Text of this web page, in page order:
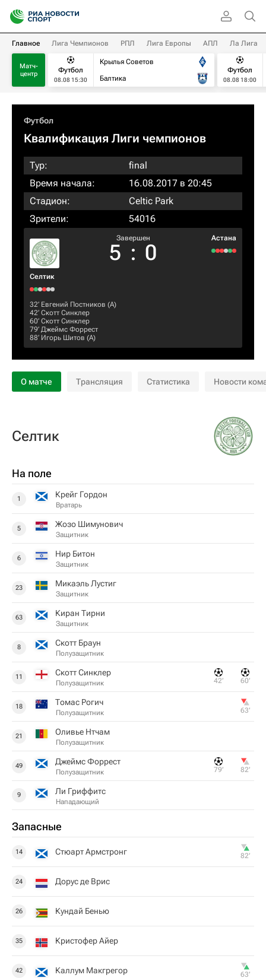
Главное Лига Чемпионов РПЛ Лига Европы АПЛ Ла Лига
Матч-
центр
Футбол
08.08 15:30
Крылья Советов
Балтика
Футбол
08.08 18:00
Футбол
Квалификация Лиги чемпионов
Тур:
final
Время начала:
16.08.2017 в 20:45
Стадион:
Celtic Park
Зрители:
54016
Селтик
Завершен
5 : 0
Астана
32‎’‎ Евгений Постников (А)
42‎’‎ Скотт Синклер
60‎’‎ Скотт Синклер
79‎’‎ Джеймс Форрест
88‎’‎ Игорь Шитов (А)
О матче Трансляция Статистика Новости
Селтик
На поле
1 Крейг Гордон
Вратарь
5 Жозо Шимунович
Защитник
6 Нир Битон
Защитник
23 Микаэль Лустиг
Защитник
63 Киран Тирни
Защитник
8 Скотт Браун
Полузащитник
11 Скотт Синклер
Полузащитник 42‎’‎ 60‎’‎
18 Томас Рогич
Полузащитник 63‎’‎
21 Оливье Нтчам
Полузащитник
49 Джеймс Форрест
Полузащитник 79‎’‎ 82‎’‎
9 Ли Гриффитс
Нападающий
Запасные
14 Стюарт Армстронг 82‎’‎
24 Дорус де Врис
26 Кундай Бенью
35 Кристофер Айер
42 Каллум Макгрегор 63‎’‎